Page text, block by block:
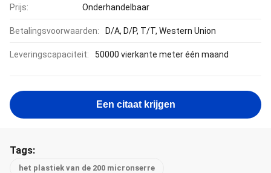
Prijs: Onderhandelbaar
Betalingsvoorwaarden: D/A, D/P, T/T, Western Union
Leveringscapaciteit: 50000 vierkante meter één maand
Een citaat krijgen
Tags:
het plastiek van de 200 micronserre